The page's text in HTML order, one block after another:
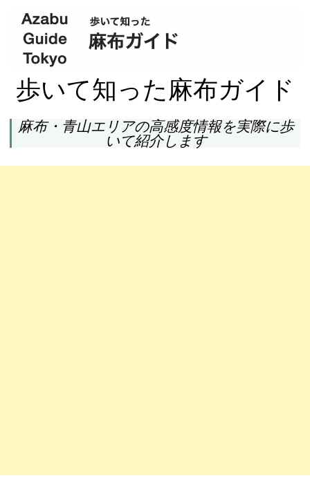
歩いて知った麻布ガイド
麻布・青山エリアの高感度情報を実際に歩
いて紹介します